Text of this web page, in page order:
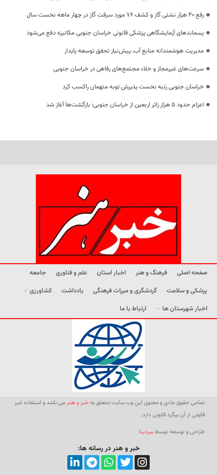
رفع 40 هزار نشتی گاز و کشف 76 مورد سرقت گاز در چهار ماهه نخست سال
پسماندهای آزمایشگاهی پزشکی قانونی خراسان جنوبی مکانیزه دفع می‌شود
مدیریت هوشمندانه منابع آب، پیش‌نیاز تحقق توسعه پایدار
سرعت‌های غیرمجاز و خلاء مجتمع‌های رفاهی در خراسان جنوبی
خراسان جنوبی رتبه نخست پذیرش توبه متهمان راکسب کرد
اعزام حدود 5 هزار زائر اربعین از خراسان جنوبی؛ بازگشت‌ها آغاز شد
صفحه اصلی فرهنگ و هنر اخبار استان علم و فناوری
جامعه
پزشکی و سلامت
گردشگری و میراث فرهنگی یادداشت
کشاورزی
اخبار شهرستان ها
ارتباط با ما
تمامی حقوق مادی و معنوی این وب سایت متعلق بهخبر و هنر می باشد و استفاده غیر
قانونی از آن پیگرد قانونی دارد.
طراحی و توسعه توسطبیردیتا
خبر و هنر در رسانه ها: